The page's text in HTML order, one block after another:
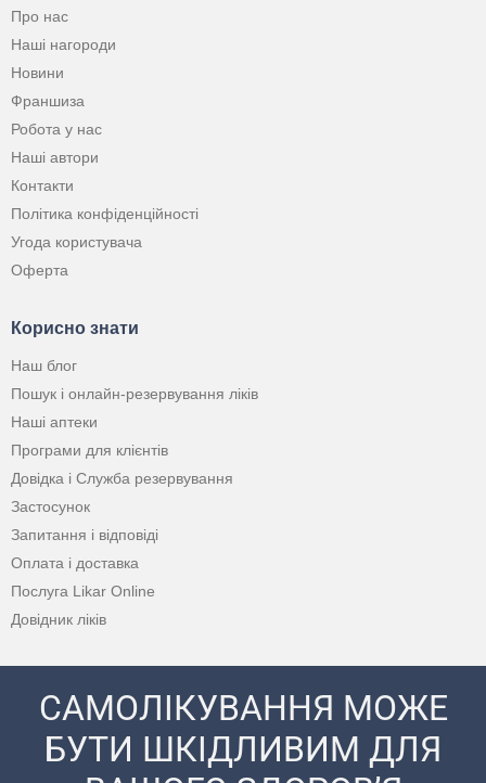
Про нас
Наші нагороди
Новини
Франшиза
Робота у нас
Наші автори
Контакти
Політика конфіденційності
Угода користувача
Оферта
Корисно знати
Наш блог
Пошук і онлайн-резервування ліків
Наші аптеки
Програми для клієнтів
Довідка і Служба резервування
Застосунок
Запитання і відповіді
Оплата і доставка
Послуга Likar Online
Довідник ліків
САМОЛІКУВАННЯ МОЖЕ
БУТИ ШКІДЛИВИМ ДЛЯ